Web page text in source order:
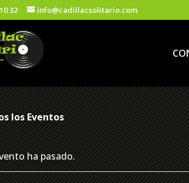
32 info@cadillacsolitario.com
los Eventos
ha pasado.